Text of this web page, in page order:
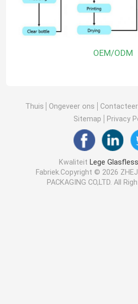
OEM/ODM
Thuis Ongeveer ons
Sitemap
Privacy
Kwaliteit Lege
Fabriek.Copyright © 2026
PACKAGING CO,LTD. All